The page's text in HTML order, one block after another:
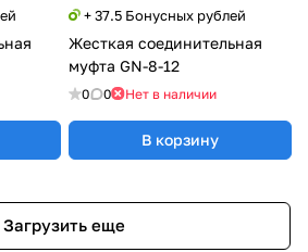
+ 37.5 Бонусных рублей
Жесткая соединительная
муфта GN-8-12
0 0 Нет в наличии
В корзину
Загрузить еще